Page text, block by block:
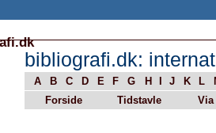
bibliografi.dk:
A B C D E F G H J K L
Forside
Tidstavle Via